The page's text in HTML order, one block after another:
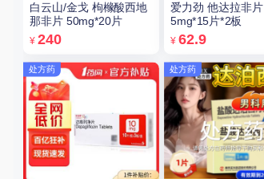
白云山/金戈 枸橼酸西地
那非片 50mg*20片
¥ 240
处方药
爱力劲 他达拉非片
5mg*15片*2板
¥ 62.9
处方药